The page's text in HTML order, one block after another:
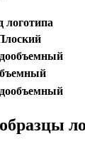
логотипа